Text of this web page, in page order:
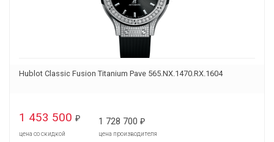
Hublot Classic Fusion Titanium Pave 565.NX.1470.RX.1604
1 453 500 ₽
цена со скидкой
1 728 700 ₽
цена производителя